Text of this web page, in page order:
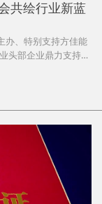
共绘行业新蓝
办、特别支持方佳能
头部企业鼎力支持的
主旨，汇聚200多